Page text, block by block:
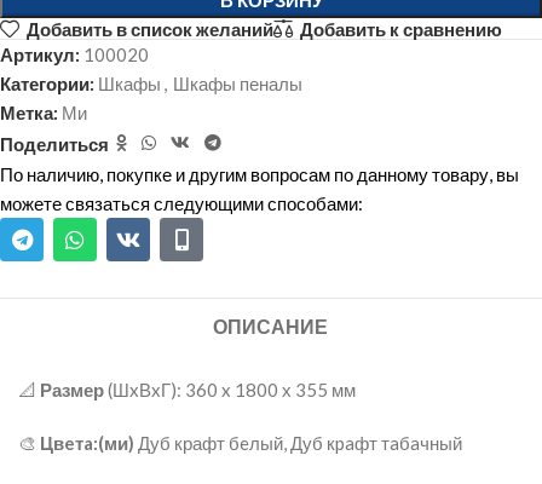
Добавить в список желаний
Добавить к сравнению
Артикул: 100020
Категории: Шкафы , Шкафы пеналы
Метка: Ми
Поделиться
По наличию, покупке и другим вопросам по данному товару, вы
можете связаться следующими способами:
ОПИСАНИЕ
📐 Размер(ШxВxГ): 360 x 1800 х 355 мм
🎨 Цвeтa:(ми) Дуб крафт бeлый, Дуб кpaфт тaбaчный